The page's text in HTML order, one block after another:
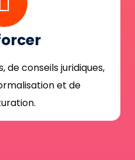
de conseils juridiques,
et de